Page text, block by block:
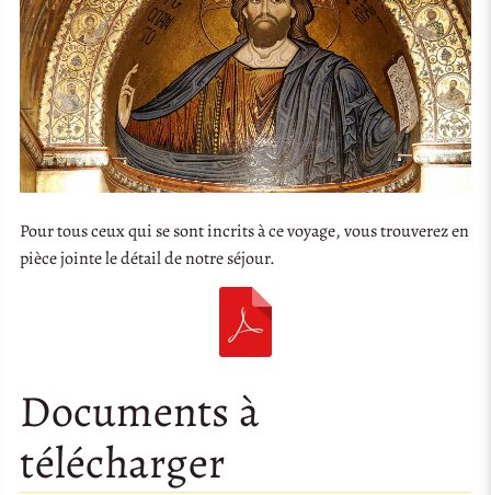
Pour tous ceux qui se sont incrits à ce voyage, vous trouverez en
pièce jointe le détail de notre séjour.
Documents à
télécharger